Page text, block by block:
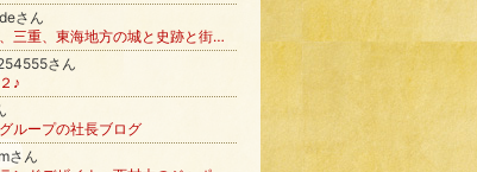
さん
愛知、岐阜、三重、東海地方の城と史跡と街道歩き
さん
♪
ループの社長ブログ
さん